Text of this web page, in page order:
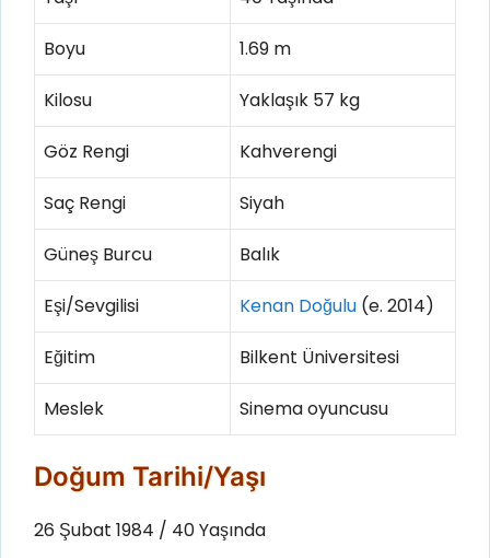
Boyu 1.69 m
Kilosu Yaklaşık 57 kg
Göz Rengi Kahverengi
Saç Rengi Siyah
Güneş Burcu Balık
Eşi/Sevgilisi Kenan Doğulu (e. 2014)
Eğitim Bilkent Üniversitesi
Meslek Sinema oyuncusu
Doğum Tarihi/Yaşı
26 Şubat 1984 / 40 Yaşında